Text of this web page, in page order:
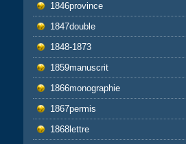
1846province
1847double
1848-1873
1859manuscrit
1866monographie
1867permis
1868lettre